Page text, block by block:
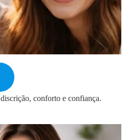
conforto e confiança.